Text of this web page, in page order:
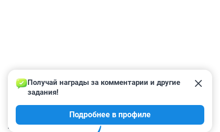
КОММЕНТАРИИ 12
Получай награды за комментарии и другие
задания!
Подробнее в профиле